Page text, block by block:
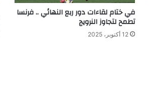
في ختام لقاءات دور ربع النهائي .. فرنسا
تطمح لتجاوز النرويج
12 أكتوبر، 2025